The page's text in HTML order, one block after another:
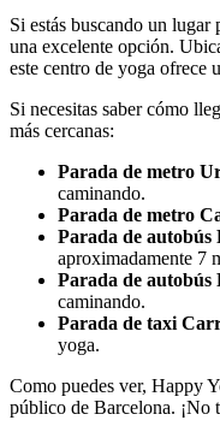
Si estás buscando un
una excelente opción.
este centro de yoga ofrece
Si necesitas saber cómo
más cercanas:
Parada de metro
caminando.
Parada de metro
Parada de autobús
aproximadamente 7
Parada de
caminando.
Parada de taxi
yoga.
Como puedes ver, Happy
público de Barcelona. ¡No